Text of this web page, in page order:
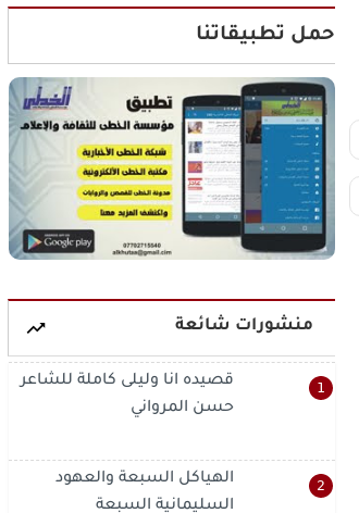
حمل تطبيقاتنا
منشورات شائعة
قصيده انا وليلى كاملة للشاعر
حسن المرواني
الهياكل السبعة والعهود
السليمانية السبعة